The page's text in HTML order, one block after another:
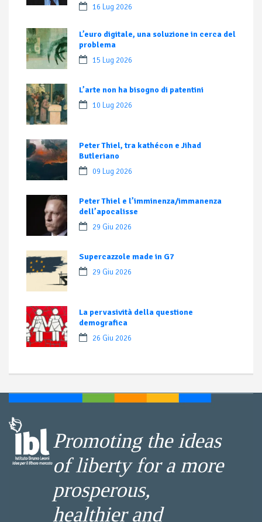
16 Lug 2026
L’euro digitale, una soluzione in cerca del
problema
15 Lug 2026
L’arte non ha bisogno di patentini
10 Lug 2026
Peter Thiel, tra kathécon e Jihad
Butleriano
09 Lug 2026
Peter Thiel e l’imminenza/immanenza
dell’apocalisse
29 Giu 2026
Supercazzole made in G7
29 Giu 2026
La pervasività della questione
demografica
26 Giu 2026
Promoting the ideas
of liberty for a more
prosperous,
healthier and